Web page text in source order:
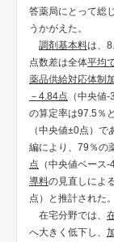
答薬局にとって総
うかがえた。
調剤基本料は、
点数差は全体平均
薬品供給対応体制
－4.84点 （中央値-
の算定率は97.5％
（中央値±0点）で
編により、79％の
点 （中央値ベース
導料の見直しによ
点）と推計された。
在宅分野では、
へ大きく低下し、